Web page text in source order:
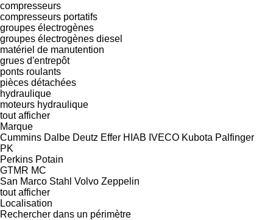
compresseurs
compresseurs portatifs
groupes électrogènes
groupes électrogènes diesel
matériel de manutention
grues d'entrepôt
ponts roulants
pièces détachées
hydraulique
moteurs hydraulique
tout afficher
Marque
Cummins Dalbe Deutz Effer HIAB IVECO Kubota Palfinger
PK
Perkins Potain
GTMR MC
San Marco Stahl Volvo Zeppelin
tout afficher
Localisation
Rechercher dans un périmètre